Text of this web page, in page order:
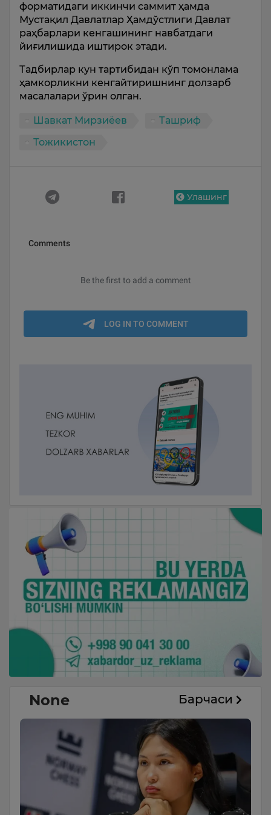
форматидаги иккинчи саммит ҳамда
Мустақил Давлатлар Ҳамдўстлиги Давлат
раҳбарлари кенгашининг навбатдаги
йиғилишида иштирок этади.
Тадбирлар кун тартибидан кўп томонлама
ҳамкорликни кенгайтиришнинг долзарб
масалалари ўрин олган.
Шавкат Мирзиёев
Ташриф
Тожикистон
Улашинг
None Барчаси